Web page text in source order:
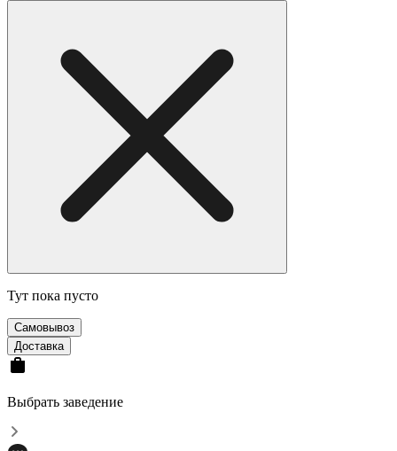
Тут пока пусто
Cамовывоз
Доставка
Выбрать заведение